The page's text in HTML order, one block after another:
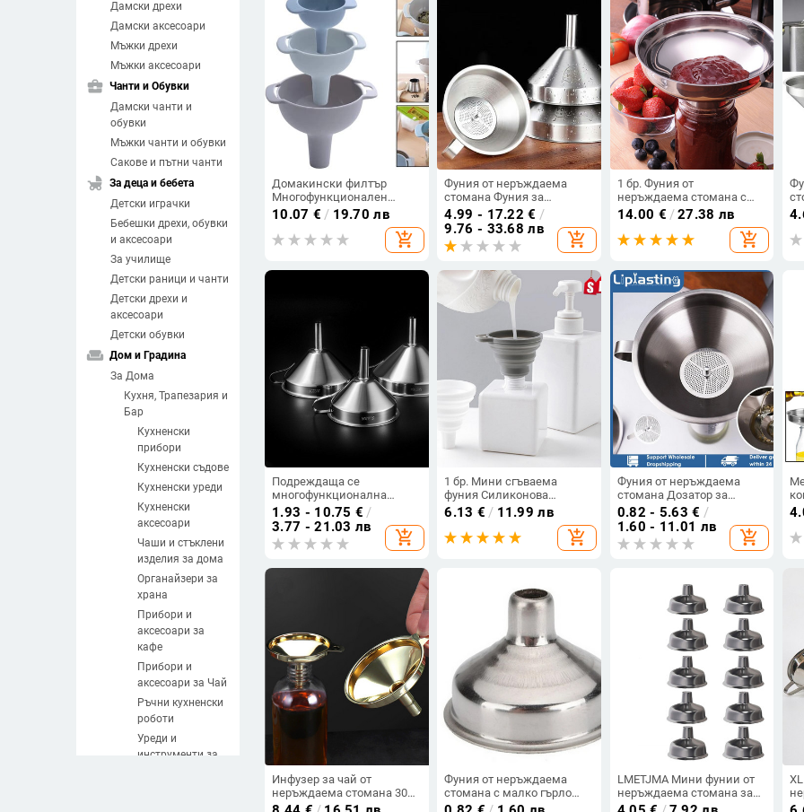
Дамски дрехи
Дамски аксесоари
Мъжки дрехи
Мъжки аксесоари
business_center Чанти и Обувки
Дамски чанти и
обувки
Мъжки чанти и обувки
Сакове и пътни чанти
child_friendly За деца и бебета
Детски играчки
Бебешки дрехи, обувки
и аксесоари
За училище
Детски раници и чанти
Детски дрехи и
аксесоари
Детски обувки
weekend Дом и Градина
За Дома
Кухня, Трапезария и
Бар
Кухненски
прибори
Кухненски съдове
Кухненски уреди
Кухненски
аксесоари
Чаши и стъклени
изделия за дома
Органайзери за
храна
Прибори и
аксесоари за
кафе
Прибори и
аксесоари за Чай
Ръчни кухненски
роботи
Уреди и
инструменти за
Домакински филтър
Многофункционален
комплект фунии Бункер за
масло Филтър Маслена
кутия Подопаковка
10.07 € / 19.70 лв
add_shopping_cart
Фуния от неръждаема
стомана Фуния за
кухненско масло Течна
фуния Метална фуния с
подвижен филтър Фуния с
широко гърло за
кухненски инструменти
4.99 - 17.22 € /
9.76 - 33.68 лв
add_shopping_cart
1 бр. Фуния от
неръждаема стомана с
широко гърло Бункер за
консерви Филтър за храна
Туршия Фуния за сладко
Високо качество
14.00 € /27.38 лв
add_shopping_cart
Подреждаща се
многофункционална
фуния от неръждаема
стомана Фуния за вино и
масло Течна фуния
Метална фуния с
1.93 - 10.75 € /
3.77 - 21.03 лв
add_shopping_cart
1 бр. Мини сгъваема
фуния Силиконова
сгъваема фуния Сгъваема
преносима фуния Be Hung
Домакински
6.13 € / 11.99 лв
add_shopping_cart
Фуния от неръждаема
стомана Дозатор за
течности за кухненско
масло Метална фуния
Подвижен филтър за
фуния с широко гърло за
0.82 - 5.63 € /
1.60 - 11.01 лв
add_shopping_cart
Инфузер за чай от
неръждаема стомана 304
Двуслойна фина
Фуния от неръждаема
стомана с малко гърло
Колба за вино Мини фуния
LMETJMA Мини фунии от
неръждаема стомана за
всички видове бедрени